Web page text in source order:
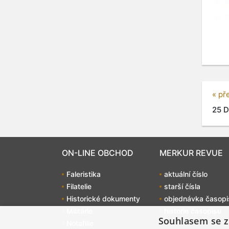
«
25
ON-LINE OBCHOD
Faleristika
Filatelie
Historické dokumenty
MERKUR REVUE
aktuální číslo
starší čísla
objednávka
Souhlasem se